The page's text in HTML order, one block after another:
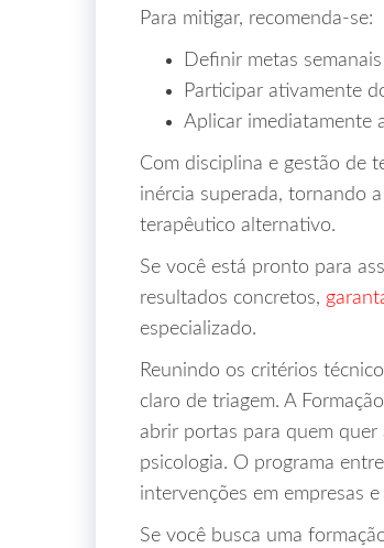
Para mitigar, recomenda‑se:
Definir metas
Participar ativamente
Aplicar imediatamente
Com disciplina e gestão de
inércia superada, tornando
terapêutico alternativo.
Se você está pronto para
resultados concretos,
especializado.
Reunindo os critérios
claro de triagem. A
abrir portas para quem quer
psicologia. O programa
intervenções em empresas
Se você busca uma